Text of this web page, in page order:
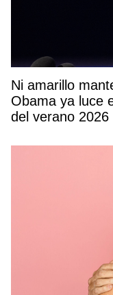
Ni amarillo
Obama ya luce
del verano 2026